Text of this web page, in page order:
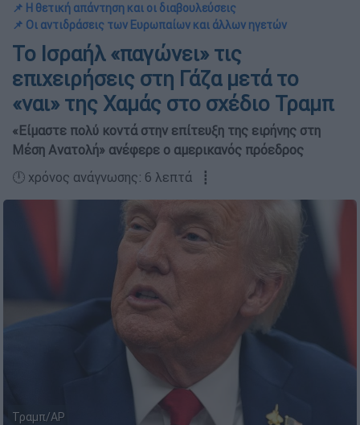
📌 Η θετική απάντηση και οι διαβουλεύσεις
📌 Οι αντιδράσεις των Ευρωπαίων και άλλων ηγετών
Το Ισραήλ «παγώνει» τις
επιχειρήσεις στη Γάζα μετά το
«ναι» της Χαμάς στο σχέδιο Τραμπ
«Είμαστε πολύ κοντά στην επίτευξη της ειρήνης στη
Μέση Ανατολή» ανέφερε ο αμερικανός πρόεδρος
🕛 χρόνος ανάγνωσης: 6 λεπτά ┋
Τραμπ/AP